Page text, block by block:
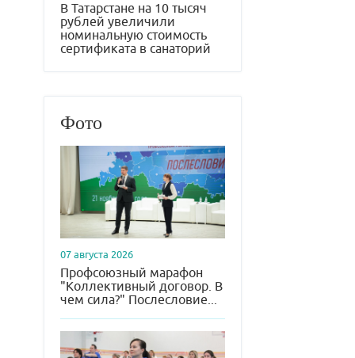
В Татарстане на 10 тысяч
рублей увеличили
номинальную стоимость
сертификата в санаторий
Фото
07 августа 2026
Профсоюзный марафон
"Коллективный договор. В
чем сила?" Послесловие...